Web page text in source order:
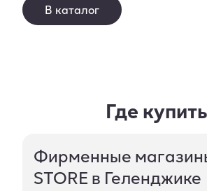
В каталог
Где купить
Фирменные
STORE в Геленджике